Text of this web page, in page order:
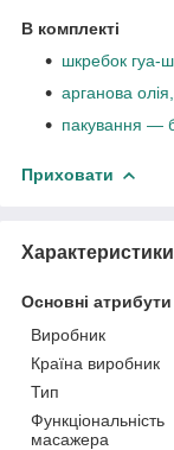
В комплекті
шкребок гуа-
арганова
пакування —
Приховати
Характеристики
Основні атрибути
Виробник
Країна виробник
Тип
Функціональність
масажера